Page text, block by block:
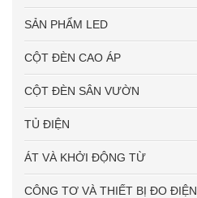
SẢN PHẨM LED
CỘT ĐÈN CAO ÁP
CỘT ĐÈN SÂN VƯỜN
TỦ ĐIỆN
ÁT VÀ KHỞI ĐỘNG TỪ
CÔNG TƠ VÀ THIẾT BỊ ĐO ĐIỆN